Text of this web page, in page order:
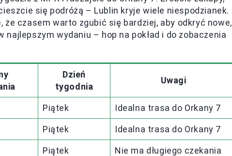
się podróżą – Lublin kryje wiele niespodzianek.
czasem warto zgubić się bardziej, aby odkryć nowe,
wydaniu – hop na pokład i do zobaczenia
Dzień
tygodnia
Uwagi
Piątek Idealna trasa do Orkany 7
Piątek Idealna trasa do Orkany 7
Piątek Nie ma długiego czekania